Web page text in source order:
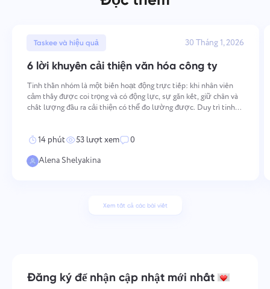
Taskee và hiệu quả 30 Tháng 1, 2026
6 lời khuyên cải thiện văn hóa công ty
Tinh thần nhóm là một biến hoạt động trực tiếp: khi nhân viên
cảm thấy được coi trọng và có động lực, sự gắn kết, giữ chân và
chất lượng đầu ra cải thiện có thể đo lường được. Duy trì tinh
14 phút 53 lượt xem
0
Alena Shelyakina
Xem tất cả các bài viết
Đăng ký để nhận cập nhật mới nhất